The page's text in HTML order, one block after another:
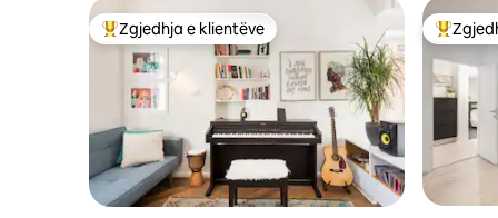
Më të mirat e zgjedhjeve të klientëve
Zgjedhja e klientëve Më të